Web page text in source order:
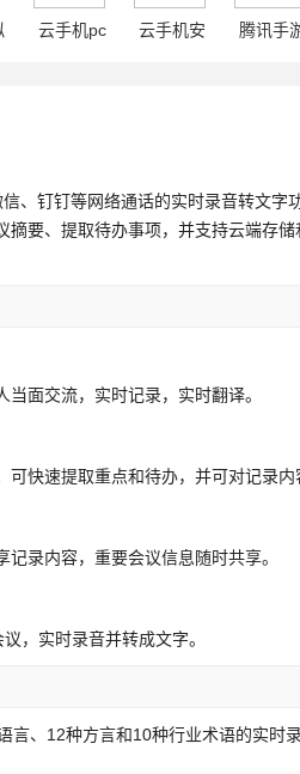
云手机pc
云手机安
腾讯手
、钉钉等网络通话的实时录音转文
摘要、提取待办事项，并支持云端存
面交流，实时记录，实时翻译。
可快速提取重点和待办，并可对记录内
记录内容，重要会议信息随时共享。
，实时录音并转成文字。
言、12种方言和10种行业术语的实时